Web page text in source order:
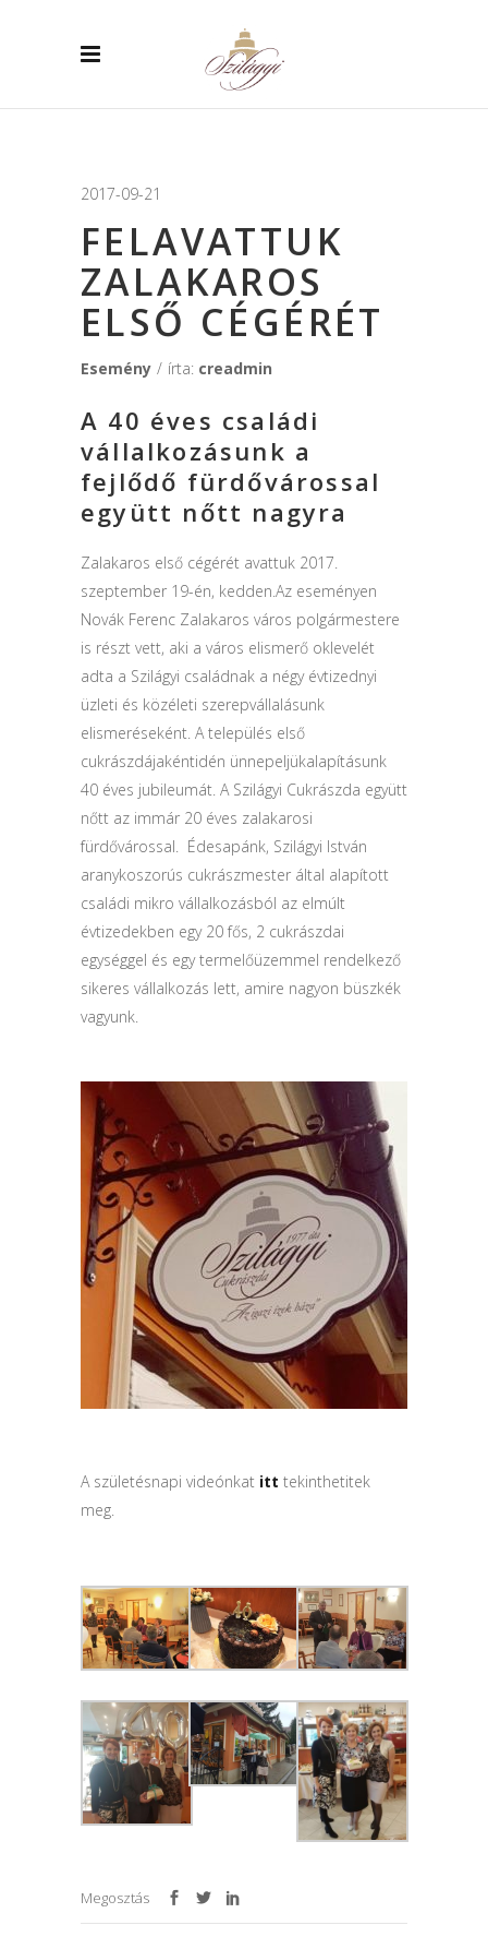
2017-09-21
FELAVATTUK
ZALAKAROS
ELSŐ CÉGÉRÉT
Esemény írta: creadmin
A 40 éves családi
vállalkozásunk a
fejlődő fürdővárossal
együtt nőtt nagyra
Zalakaros első cégérét avattuk 2017.
szeptember 19-én, kedden.Az eseményen
Novák Ferenc Zalakaros város polgármestere
is részt vett, aki a város elismerő oklevelét
adta a Szilágyi családnak a négy évtizednyi
üzleti és közéleti szerepvállalásunk
elismeréseként. A település első
cukrászdájakéntidén ünnepeljükalapításunk
40 éves jubileumát. A Szilágyi Cukrászda együtt
nőtt az immár 20 éves zalakarosi
fürdővárossal. Édesapánk, Szilágyi István
aranykoszorús cukrászmester által alapított
családi mikro vállalkozásból az elmúlt
évtizedekben egy 20 fős, 2 cukrászdai
egységgel és egy termelőüzemmel rendelkező
sikeres vállalkozás lett, amire nagyon büszkék
vagyunk.
A születésnapi videónkat itt tekinthetitek
meg.
Megosztás